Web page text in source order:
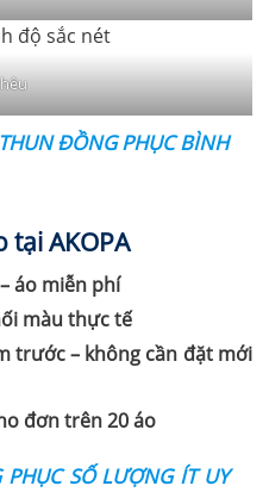
ĐỒNG PHỤC BÌNH
AKOPA
áo miễn phí
màu thực tế
trước – không cần đặt mới
đơn trên 20 áo
SỐ LƯỢNG ÍT UY